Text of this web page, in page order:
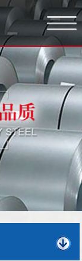
网站首页
走进西北
西北文化
西北服务
新闻中心
加工仓储
加入西北